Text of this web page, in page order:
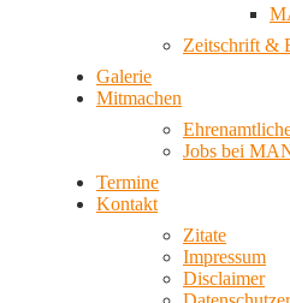
Zeitschrift &
Galerie
Mitmachen
Jobs bei
Termine
Kontakt
Zitate
Impressum
Disclaimer